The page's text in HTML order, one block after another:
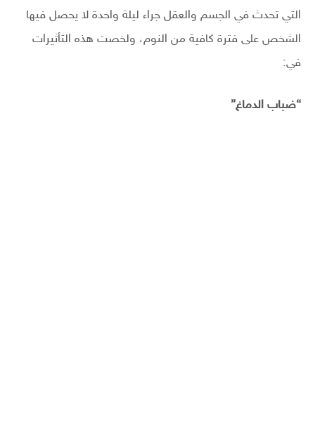
التي تحدث في الجسم والعقل جراء ليلة واحدة لا يحصل فيها
الشخص على فترة كافية من النوم، ولخصت هذه التأثيرات
في:
“ضباب الدماغ”